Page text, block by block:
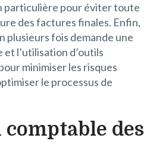
particulière pour éviter toute
des factures finales. Enfin,
plusieurs fois demande une
l’utilisation d’outils
minimiser les risques
le processus de
des